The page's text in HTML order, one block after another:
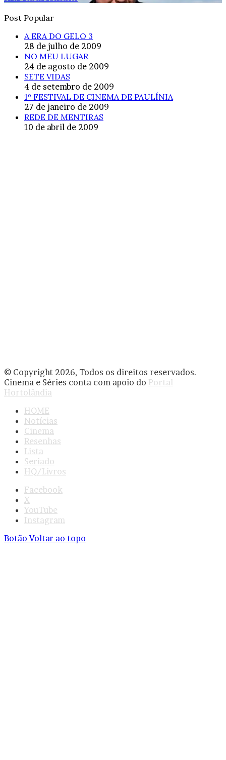
Post Popular
A ERA DO GELO 3
28 de julho de 2009
NO MEU LUGAR
24 de agosto de 2009
SETE VIDAS
4 de setembro de 2009
1º FESTIVAL DE CINEMA DE PAULÍNIA
27 de janeiro de 2009
REDE DE MENTIRAS
10 de abril de 2009
© Copyright 2026, Todos os direitos reservados.
Cinema e Séries conta com apoio do Portal
Hortolândia
HOME
Notícias
Cinema
Resenhas
Lista
Seriado
HQ/Livros
Facebook
X
YouTube
Instagram
Botão Voltar ao topo